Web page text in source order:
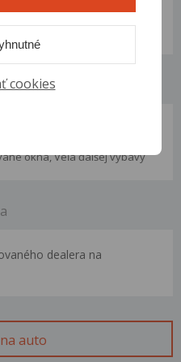
EURO5
okná, Veľa ďalšej výbavy
dealera na
auto
cookies